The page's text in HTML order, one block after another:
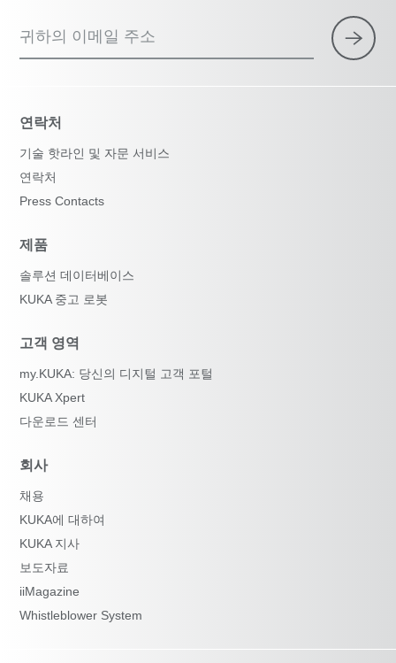
귀하의 이메일 주소
연락처
기술 핫라인 및 자문 서비스
연락처
Press Contacts
제품
솔루션 데이터베이스
KUKA 중고 로봇
고객 영역
my.KUKA: 당신의 디지털 고객 포털
KUKA Xpert
다운로드 센터
회사
채용
KUKA에 대하여
KUKA 지사
보도자료
iiMagazine
Whistleblower System